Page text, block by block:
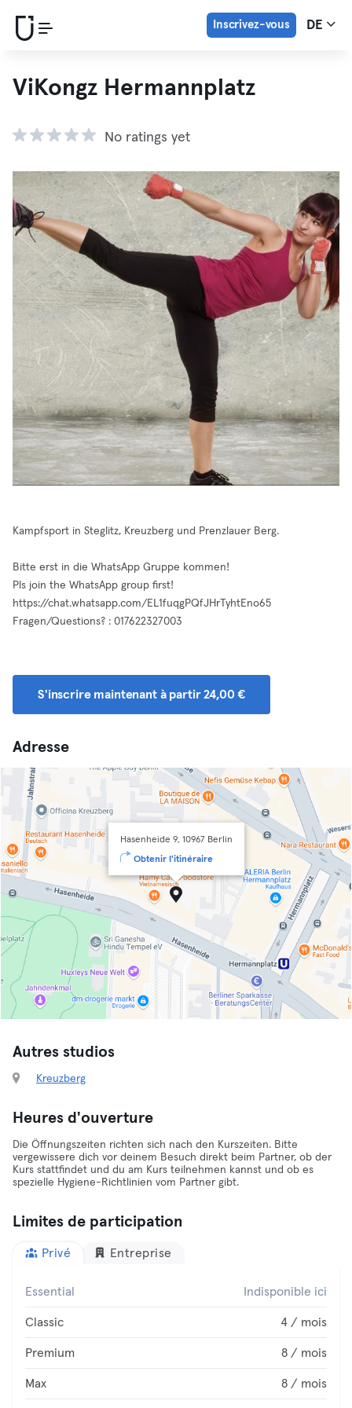
Inscrivez-vous DE
ViKongz Hermannplatz
No ratings yet
Kampfsport in Steglitz, Kreuzberg und Prenzlauer Berg.
Bitte erst in die WhatsApp Gruppe kommen!
Pls join the WhatsApp group first!
https://chat.whatsapp.com/EL1fuqgPQfJHrTyhtEno65
Fragen/Questions? : 017622327003
S'inscrire maintenant à partir 24,00 €
Adresse
Hasenheide 9, 10967 Berlin
Obtenir l'itinéraire
Autres studios
Kreuzberg
Heures d'ouverture
Die Öffnungszeiten richten sich nach den Kurszeiten. Bitte
vergewissere dich vor deinem Besuch direkt beim Partner, ob der
Kurs stattfindet und du am Kurs teilnehmen kannst und ob es
spezielle Hygiene-Richtlinien vom Partner gibt.
Limites de participation
Privé Entreprise
Essential Indisponible ici
Classic 4 / mois
Premium 8 / mois
Max 8 / mois